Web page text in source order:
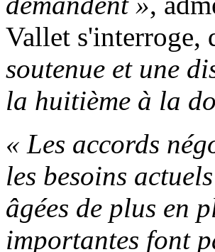
Vallet s'interroge,
soutenue et une
la huitième à la
« Les accords
les besoins
âgées de plus en
importantes font